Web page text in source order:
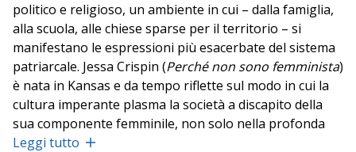
politico e religioso, un ambiente in cui – dalla famiglia,
alla scuola, alle chiese sparse per il territorio – si
manifestano le espressioni più esacerbate del sistema
patriarcale. Jessa Crispin (Perché non sono femminista)
è nata in Kansas e da tempo riflette sul modo in cui la
cultura imperante plasma la società a discapito della
sua componente femminile, non solo nella profonda
provincia americana, ma anche a livello universale.
Leggi tutto